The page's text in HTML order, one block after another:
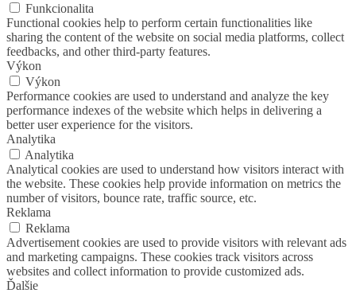
Funkcionalita
Functional cookies help to perform certain functionalities like
sharing the content of the website on social media platforms, collect
feedbacks, and other third-party features.
Výkon
Výkon
Performance cookies are used to understand and analyze the key
performance indexes of the website which helps in delivering a
better user experience for the visitors.
Analytika
Analytika
Analytical cookies are used to understand how visitors interact with
the website. These cookies help provide information on metrics the
number of visitors, bounce rate, traffic source, etc.
Reklama
Reklama
Advertisement cookies are used to provide visitors with relevant ads
and marketing campaigns. These cookies track visitors across
websites and collect information to provide customized ads.
Ďalšie